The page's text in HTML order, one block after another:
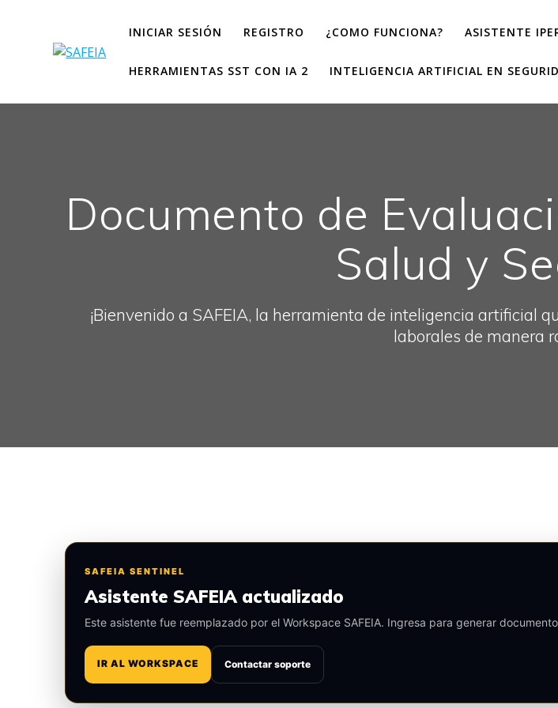
INICIAR SESIÓN REGISTRO ¿COMO FUNCIONA? ASISTENTE
HERRAMIENTAS SST CON IA 2 INTELIGENCIA ARTIFICIAL EN
Documento de
Salud y
¡Bienvenido a SAFEIA, la herramienta de inteligencia artificial
laborales de manera
SAFEIA SENTINEL
Asistente SAFEIA actualizado
Este asistente fue reemplazado por el Workspace SAFEIA. Ingresa para generar
IR AL WORKSPACE Contactar soporte